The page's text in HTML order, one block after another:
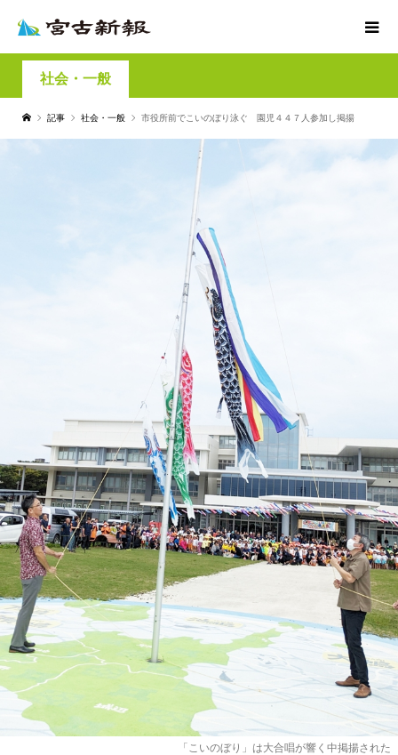
社会・一般
記事 社会・一般 市役所前でこいのぼり泳ぐ 園児４４７人参加し掲揚
「こいのぼり」は大合唱が響く中掲揚された